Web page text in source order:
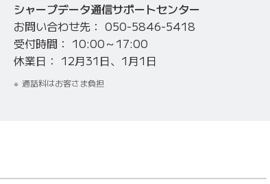
シャープデータ通信サポートセンター
お問い合わせ先
050-5846-5418
受付時間
10:00～17:00
休業日
12月31日、1月1日
通話料はお客さま負担